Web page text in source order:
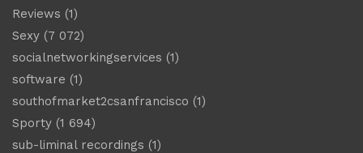
Reviews (1)
Sexy (7 072)
socialnetworkingservices (1)
software (1)
southofmarket2csanfrancisco (1)
Sporty (1 694)
sub-liminal recordings (1)